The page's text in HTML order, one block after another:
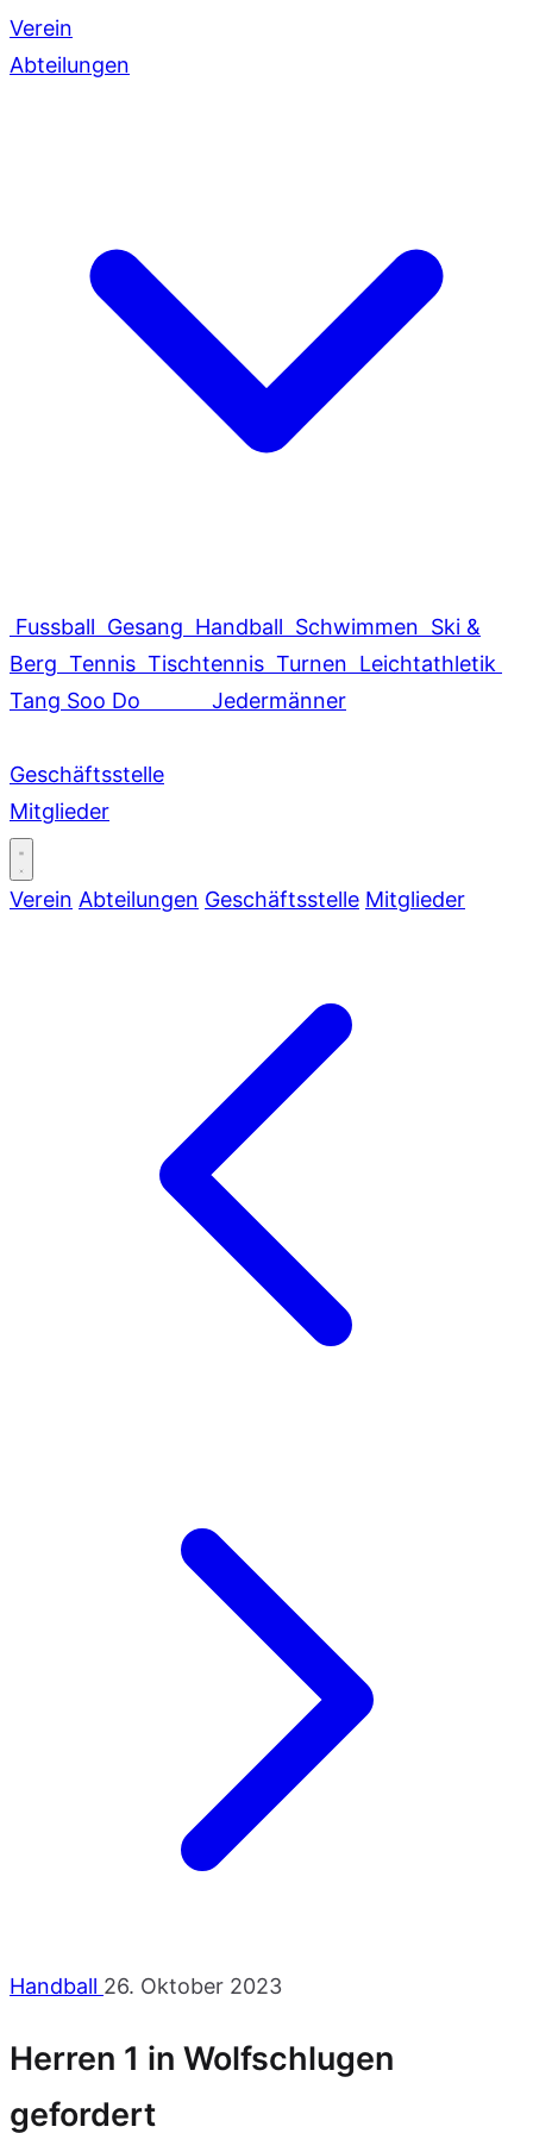
Verein
Abteilungen
Fussball Gesang Handball Schwimmen Ski &
Berg Tennis Tischtennis Turnen Leichtathletik
Tang Soo Do
Jedermänner
Geschäftsstelle
Mitglieder
Verein Abteilungen Geschäftsstelle Mitglieder
Handball 26. Oktober 2023
Herren 1 in Wolfschlugen
gefordert